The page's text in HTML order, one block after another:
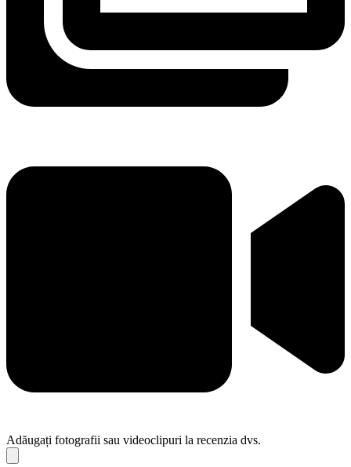
Adăugați fotografii sau videoclipuri la recenzia dvs.